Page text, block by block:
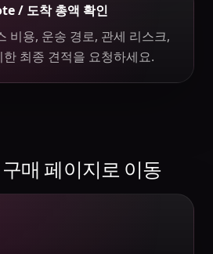
/ 도착 총액 확인
비용, 운송 경로, 관세 리스크,
최종 견적을 요청하세요.
매 페이지로 이동